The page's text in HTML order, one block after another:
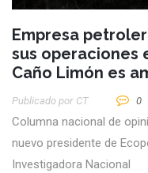
Empresa
sus operaciones
Caño Limón es
Publicado por CT 0
Columna nacional de
nuevo presidente de
Investigadora